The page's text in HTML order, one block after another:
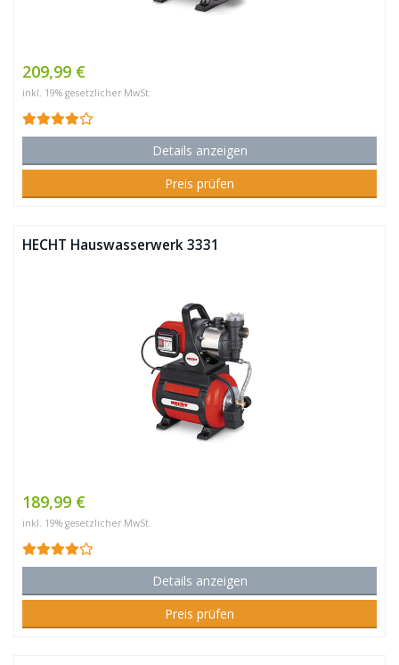
209,99 €
inkl. 19% gesetzlicher MwSt.
Details anzeigen
Preis prüfen
HECHT Hauswasserwerk 3331
189,99 €
inkl. 19% gesetzlicher MwSt.
Details anzeigen
Preis prüfen